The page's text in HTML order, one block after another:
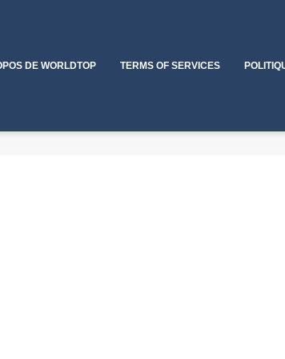
DE WORLDTOP TERMS OF SERVICES